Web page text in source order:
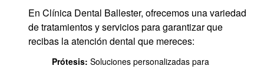
En Clínica Dental Ballester, ofrecemos una variedad
de tratamientos y servicios para garantizar que
recibas la atención dental que mereces:
Prótesis: Soluciones personalizadas para